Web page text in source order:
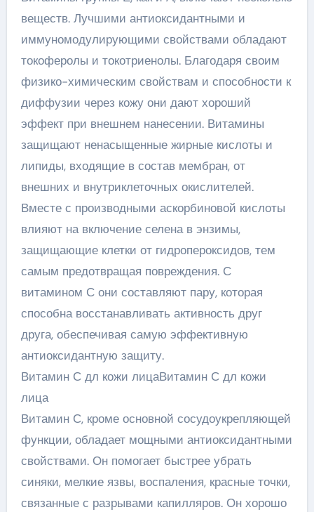
веществ. Лучшими антиоксидантными и
иммуномодулирующими свойствами обладают
токоферолы и токотриенолы. Благодаря своим
физико-химическим свойствам и способности к
диффузии через кожу они дают хороший
эффект при внешнем нанесении. Витамины
защищают ненасыщенные жирные кислоты и
липиды, входящие в состав мембран, от
внешних и внутриклеточных окислителей.
Вместе с производными аскорбиновой кислоты
влияют на включение селена в энзимы,
защищающие клетки от гидропероксидов, тем
самым предотвращая повреждения. С
витамином С они составляют пару, которая
способна восстанавливать активность друг
друга, обеспечивая самую эффективную
антиоксидантную защиту.
Витамин С дл кожи лицаВитамин С дл кожи
лица
Витамин С, кроме основной сосудоукрепляющей
функции, обладает мощными антиоксидантными
свойствами. Он помогает быстрее убрать
синяки, мелкие язвы, воспаления, красные точки,
связанные с разрывами капилляров. Он хорошо